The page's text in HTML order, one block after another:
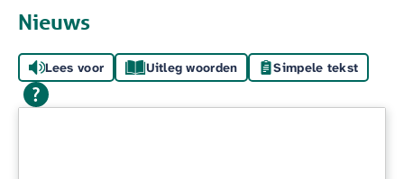
Nieuws
Lees voor Uitleg woorden Simpele tekst